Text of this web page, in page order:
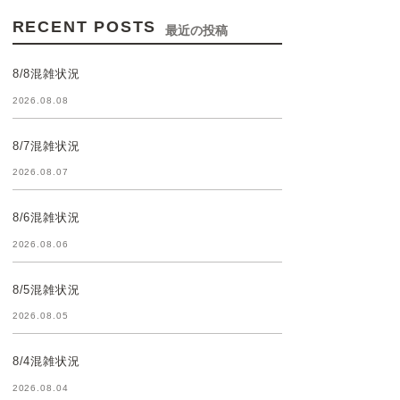
RECENT POSTS 最近の投稿
8/8混雑状況
2026.08.08
8/7混雑状況
2026.08.07
8/6混雑状況
2026.08.06
8/5混雑状況
2026.08.05
8/4混雑状況
2026.08.04